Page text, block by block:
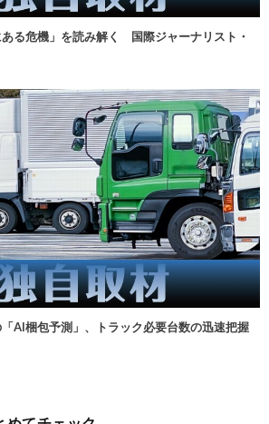
ある危機」を読み解く 国際ジャーナリスト・
「AI梱包予測」、トラック必要台数の迅速把握